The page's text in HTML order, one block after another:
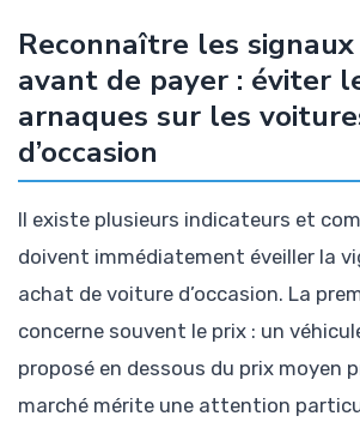
Reconnaître les
avant de payer : éviter
arnaques sur les
d’occasion
Il existe plusieurs indicateurs et
doivent immédiatement éveiller la
achat de voiture d’occasion. La
concerne souvent le prix : un
proposé en dessous du prix moyen
marché mérite une attention